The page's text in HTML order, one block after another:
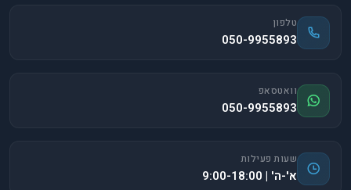
טלפון
050-9955893
וואטסאפ
050-9955893
שעות פעילות
א'-ה' | 9:00-18:00